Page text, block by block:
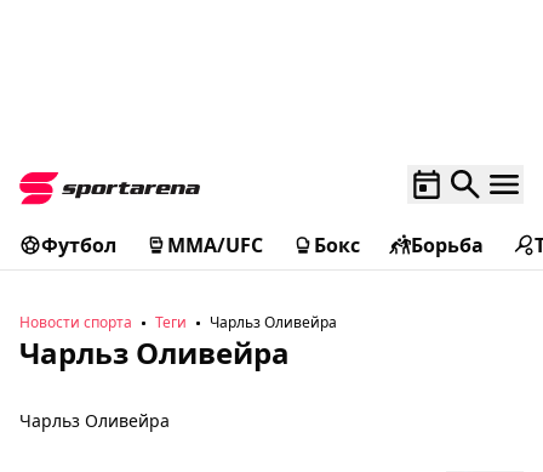
Футбол MMA/UFC Бокс Борьба
Новости спорта Теги Чарльз Оливейра
Чарльз Оливейра
Чарльз Оливейра